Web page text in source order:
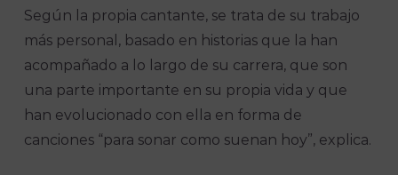
Según la propia cantante, se trata de su trabajo
más personal, basado en historias que la han
acompañado a lo largo de su carrera, que son
una parte importante en su propia vida y que
han evolucionado con ella en forma de
canciones “para sonar como suenan hoy”, explica.